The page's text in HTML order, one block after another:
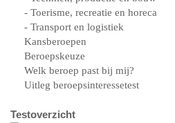
- Toerisme, recreatie en horeca
- Transport en logistiek
Kansberoepen
Beroepskeuze
Welk beroep past bij mij?
Uitleg beroepsinteressetest
Testoverzicht